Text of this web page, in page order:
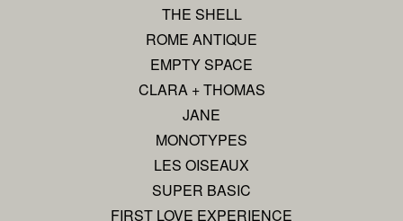
THE SHELL
ROME ANTIQUE
EMPTY SPACE
CLARA + THOMAS
JANE
MONOTYPES
LES OISEAUX
SUPER BASIC
FIRST LOVE EXPERIENCE